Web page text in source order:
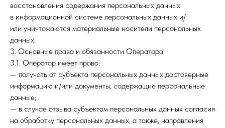
восстановления содержания персональных данных
в информационной системе персональных данных и/
или уничтожаются материальные носители персональных
данных.
3. Основные права и обязанности Оператора
3.1. Оператор имеет право:
— получать от субъекта персональных данных достоверные
информацию и/или документы, содержащие персональные
данные;
— в случае отзыва субъектом персональных данных согласия
на обработку персональных данных, а также, направления